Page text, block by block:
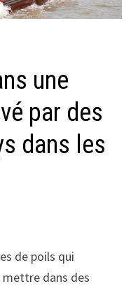
une
par des
dans les
de poils qui
dans des